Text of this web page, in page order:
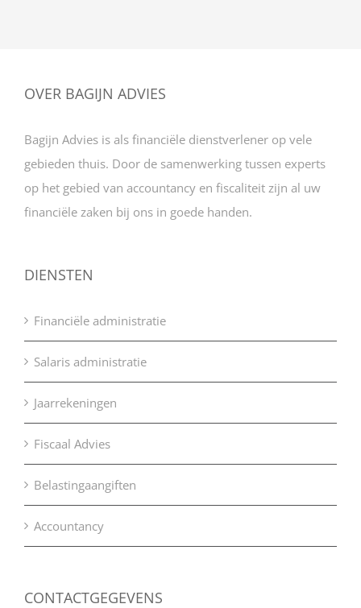
OVER BAGIJN ADVIES
Bagijn Advies is als financiële dienstverlener op vele
gebieden thuis. Door de samenwerking tussen experts
op het gebied van accountancy en fiscaliteit zijn al uw
financiële zaken bij ons in goede handen.
DIENSTEN
Financiële administratie
Salaris administratie
Jaarrekeningen
Fiscaal Advies
Belastingaangiften
Accountancy
CONTACTGEGEVENS